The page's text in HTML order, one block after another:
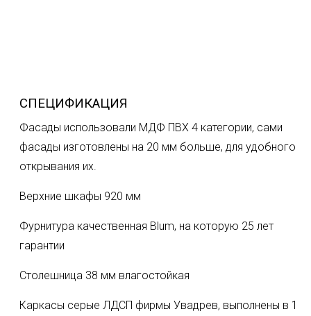
СПЕЦИФИКАЦИЯ
Фасады использовали МДФ ПВХ 4 категории, сами
фасады изготовлены на 20 мм больше, для удобного
открывания их.
Верхние шкафы 920 мм
Фурнитура качественная Blum, на которую 25 лет
гарантии
Столешница 38 мм влагостойкая
Каркасы серые ЛДСП фирмы Увадрев, выполнены в 1